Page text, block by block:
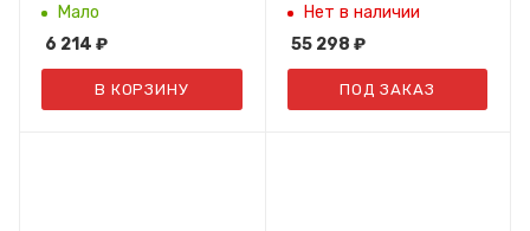
LBP7010c/7018c (RM1-
7269)
Мало
6 214 ₽
В КОРЗИНУ
607K09000/607K09001/
Нет в наличии
55 298 ₽
ПОД ЗАКАЗ